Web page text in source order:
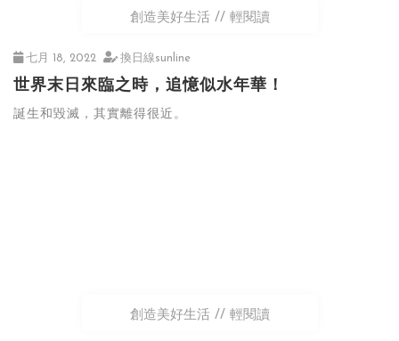
創造美好生活 輕閱讀
七月 18, 2022 換日線sunline
世界末日來臨之時，追憶似水年華！
誕生和毀滅，其實離得很近。
創造美好生活 輕閱讀